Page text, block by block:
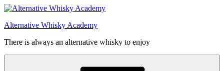
Videre
indhold
Alternative Whisky Academy
There is always an alternative whisky to enjoy